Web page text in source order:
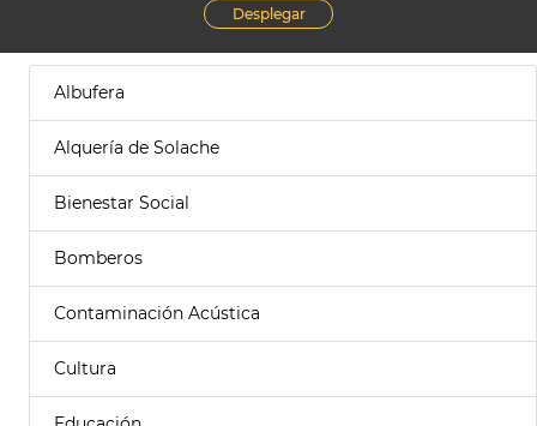
Desplegar
Albufera
Alquería de Solache
Bienestar Social
Bomberos
Contaminación Acústica
Cultura